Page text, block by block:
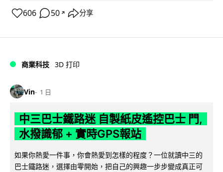
606 50 ↗ 分享
商業科技 3D 打印
Vin 1 日
中三巴士鐵路迷 自製紙皮遙控巴士 門,
水撥識郁 + 實時GPS報站
如果你熱愛一件事，你會熱愛到怎樣的程度？一位就讀中三的
巴士鐵路迷，選擇由零開始，把自己的興趣一步步變成真正可